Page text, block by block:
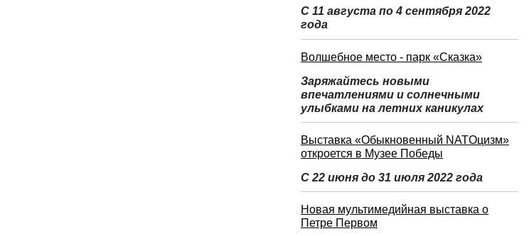
С 11 августа по 4 сентября 2022
года
Волшебное место - парк «Сказка»
Заряжайтесь новыми
впечатлениями и солнечными
улыбками на летних каникулах
Выставка «Обыкновенный NATOцизм»
откроется в Музее Победы
С 22 июня до 31 июля 2022 года
Новая мультимедийная выставка о
Петре Первом